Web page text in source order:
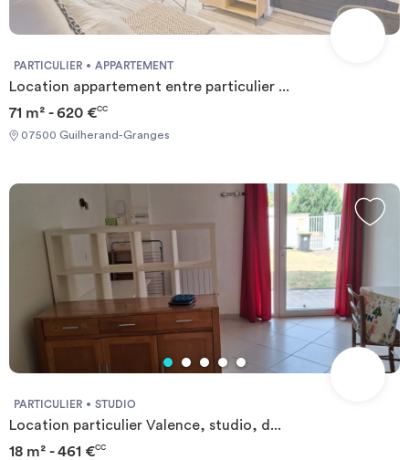
PARTICULIER APPARTEMENT
Location appartement entre particulier ...
71 m² - 620 €CC
07500 Guilherand-Granges
PARTICULIER STUDIO
Location particulier Valence, studio, d...
18 m² - 461 €CC